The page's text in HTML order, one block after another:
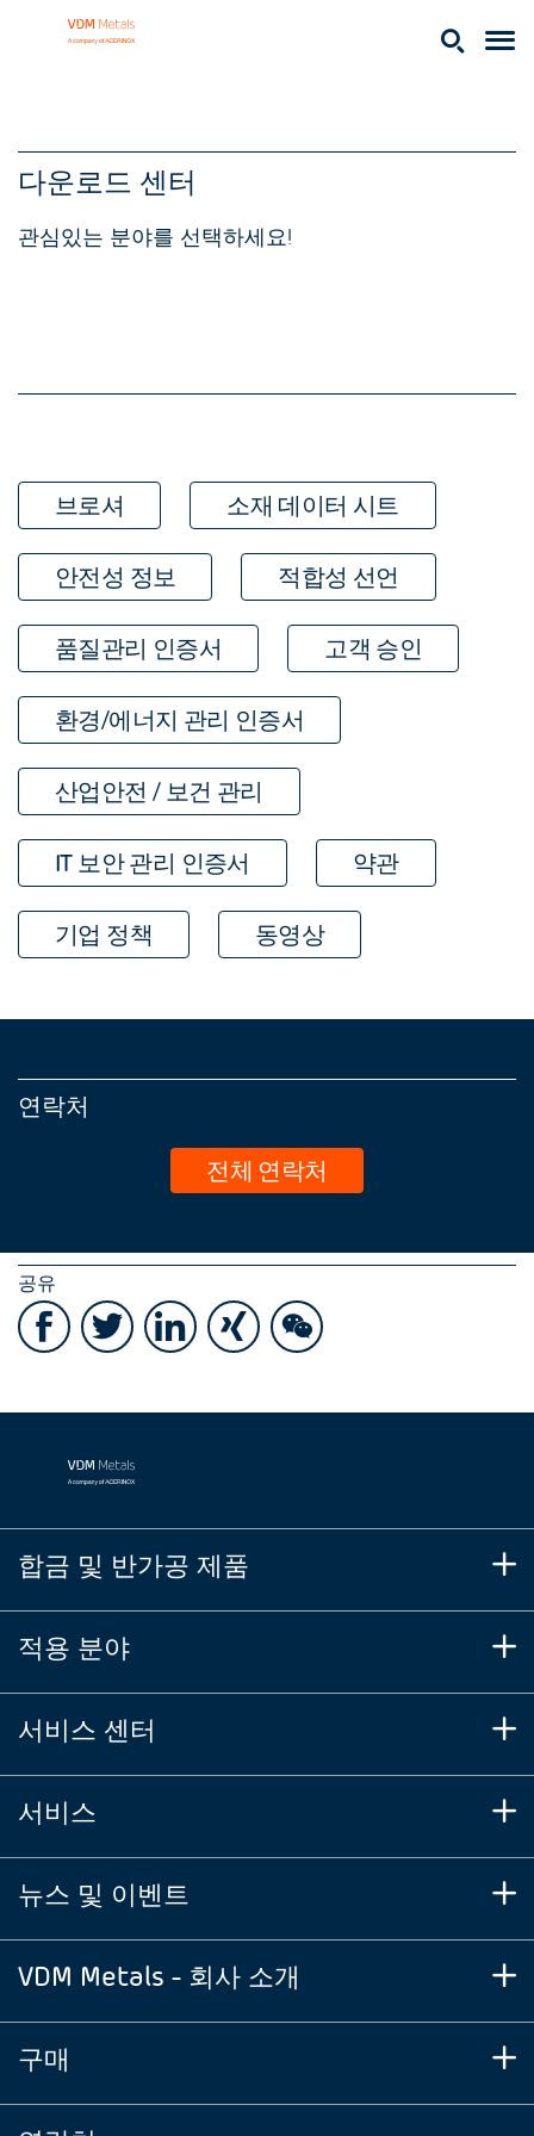
다운로드 센터
관심있는 분야를 선택하세요!
브로셔 소재 데이터 시트
안전성 정보 적합성 선언
품질관리 인증서 고객 승인
환경/에너지 관리 인증서
산업안전 / 보건 관리
IT 보안 관리 인증서 약관
기업 정책 동영상
연락처
전체 연락처
공유
합금 및 반가공 제품
적용 분야
서비스 센터
서비스
뉴스 및 이벤트
VDM Metals - 회사 소개
구매